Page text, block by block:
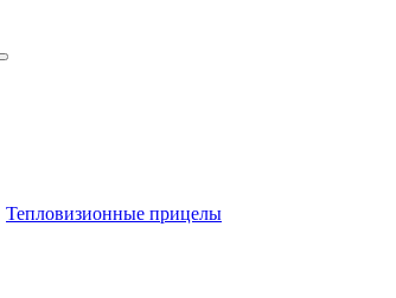
Тепловизионные прицелы